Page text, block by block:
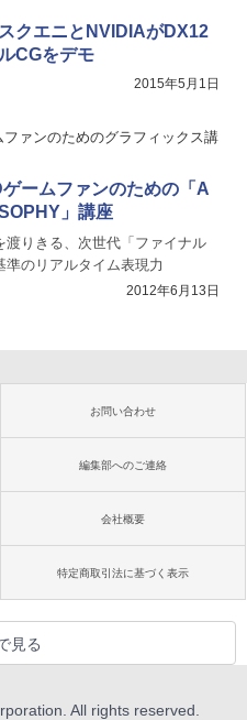
クエニとNVIDIAがDX12
CGをデモ
2015年5月1日
ファンのためのグラフィックス講
ームファンのための「A
」講座
渡りきる、次世代「ファイナル
準のリアルタイム表現力
2012年6月13日
お問い合わせ
編集部へのご連絡
会社概要
特定商取引法に基づく表示
見る
All rights reserved.